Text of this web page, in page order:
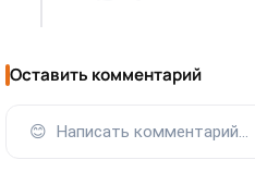
Оставить комментарий
😊 Написать комментарий...